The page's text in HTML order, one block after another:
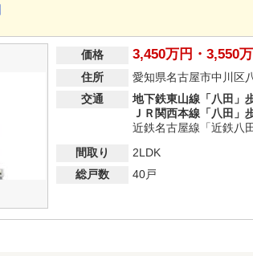
価格 3,450万円・3,550
住所
愛知県名古屋市中川区
交通
地下鉄東山線「八田」
ＪＲ関西本線「八田」
近鉄名古屋線「近鉄八
間取り
2LDK
総戸数 40戸